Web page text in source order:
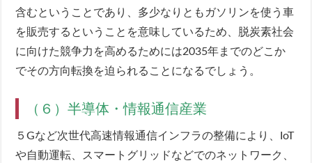
含むということであり、多少なりともガソリンを使う車
を販売するということを意味しているため、脱炭素社会
に向けた競争力を高めるためには2035年までのどこか
でその方向転換を迫られることになるでしょう。
（６）半導体・情報通信産業
５Gなど次世代高速情報通信インフラの整備により、IoT
や自動運転、スマートグリッドなどでのネットワーク、